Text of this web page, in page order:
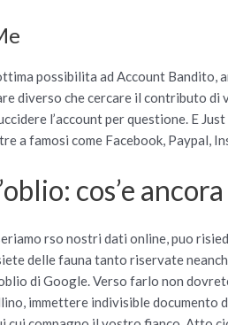
possibilita ad Account Bandito,
diverso che cercare il contributo
l’account per questione. E
a famosi come Facebook, Paypal,
cos’e
rso nostri dati online, puo
delle fauna tanto riservate
di Google. Verso farlo non
immettere indivisible documento